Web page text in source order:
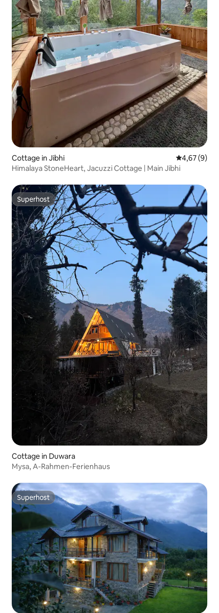
Cottage in Jibhi
4,67 (9)
Himalaya StoneHeart, Jacuzzi Cottage | Main Jibhi
Superhost
Superhost
Cottage in Duwara
Mysa, A-Rahmen-Ferienhaus
Superhost
Superhost